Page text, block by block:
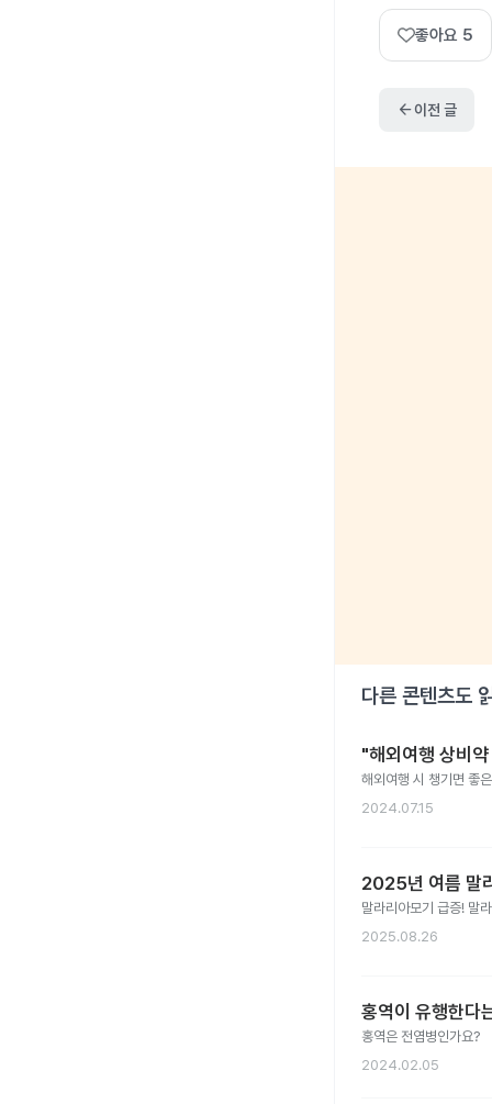
좋아요 5
arrow_back이전 글
다른 콘텐츠도
"해외여행 상비
해외여행 시 챙기면 좋
2024.07.15
2025년 여름 말
말라리아모기 급증! 말
2025.08.26
홍역이 유행한다
홍역은 전염병인가요?
2024.02.05